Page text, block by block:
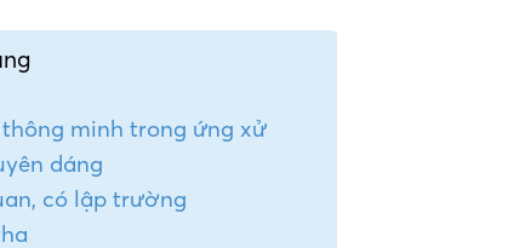
thông minh trong ứng xử
dáng
có lập trường